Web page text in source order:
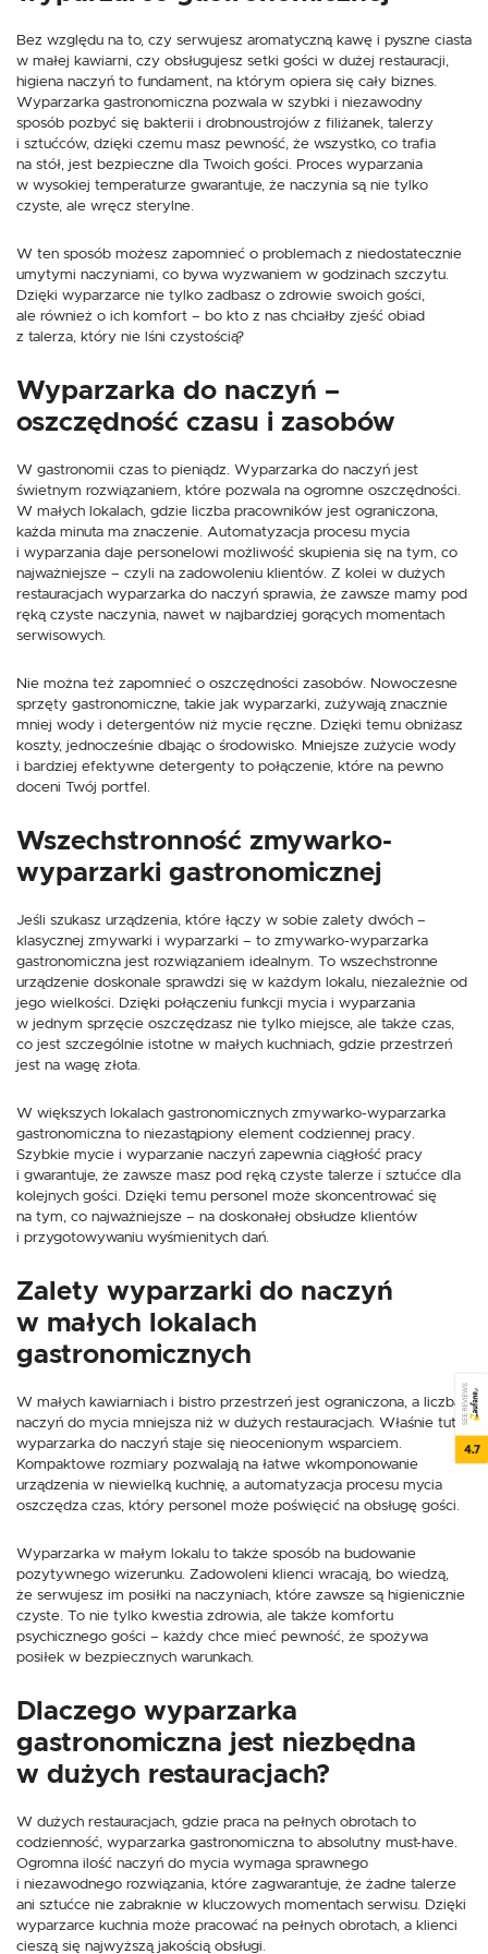
Bez względu na to, czy serwujesz aromatyczną kawę i pyszne ciasta
w małej kawiarni, czy obsługujesz setki gości w dużej restauracji,
higiena naczyń to fundament, na którym opiera się cały biznes.
Wyparzarka gastronomiczna pozwala w szybki i niezawodny
sposób pozbyć się bakterii i drobnoustrojów z filiżanek, talerzy
i sztućców, dzięki czemu masz pewność, że wszystko, co trafia
na stół, jest bezpieczne dla Twoich gości. Proces wyparzania
w wysokiej temperaturze gwarantuje, że naczynia są nie tylko
czyste, ale wręcz sterylne.
W ten sposób możesz zapomnieć o problemach z niedostatecznie
umytymi naczyniami, co bywa wyzwaniem w godzinach szczytu.
Dzięki wyparzarce nie tylko zadbasz o zdrowie swoich gości,
ale również o ich komfort – bo kto z nas chciałby zjeść obiad
z talerza, który nie lśni czystością?
Wyparzarka do naczyń –
oszczędność czasu i zasobów
W gastronomii czas to pieniądz. Wyparzarka do naczyń jest
świetnym rozwiązaniem, które pozwala na ogromne oszczędności.
W małych lokalach, gdzie liczba pracowników jest ograniczona,
każda minuta ma znaczenie. Automatyzacja procesu mycia
i wyparzania daje personelowi możliwość skupienia się na tym, co
najważniejsze – czyli na zadowoleniu klientów. Z kolei w dużych
restauracjach wyparzarka do naczyń sprawia, że zawsze mamy pod
ręką czyste naczynia, nawet w najbardziej gorących momentach
serwisowych.
Nie można też zapomnieć o oszczędności zasobów. Nowoczesne
sprzęty gastronomiczne, takie jak wyparzarki, zużywają znacznie
mniej wody i detergentów niż mycie ręczne. Dzięki temu obniżasz
koszty, jednocześnie dbając o środowisko. Mniejsze zużycie wody
i bardziej efektywne detergenty to połączenie, które na pewno
doceni Twój portfel.
Wszechstronność zmywarko-
wyparzarki gastronomicznej
Jeśli szukasz urządzenia, które łączy w sobie zalety dwóch –
klasycznej zmywarki i wyparzarki – to zmywarko-wyparzarka
gastronomiczna jest rozwiązaniem idealnym. To wszechstronne
urządzenie doskonale sprawdzi się w każdym lokalu, niezależnie od
jego wielkości. Dzięki połączeniu funkcji mycia i wyparzania
w jednym sprzęcie oszczędzasz nie tylko miejsce, ale także czas,
co jest szczególnie istotne w małych kuchniach, gdzie przestrzeń
jest na wagę złota.
W większych lokalach gastronomicznych zmywarko-wyparzarka
gastronomiczna to niezastąpiony element codziennej pracy.
Szybkie mycie i wyparzanie naczyń zapewnia ciągłość pracy
i gwarantuje, że zawsze masz pod ręką czyste talerze i sztućce dla
kolejnych gości. Dzięki temu personel może skoncentrować się
na tym, co najważniejsze – na doskonałej obsłudze klientów
i przygotowywaniu wyśmienitych dań.
Zalety wyparzarki do naczyń
w małych lokalach
gastronomicznych
W małych kawiarniach i bistro przestrzeń jest ograniczona, a liczba
naczyń do mycia mniejsza niż w dużych restauracjach. Właśnie tutaj
wyparzarka do naczyń staje się nieocenionym wsparciem.
Kompaktowe rozmiary pozwalają na łatwe wkomponowanie
urządzenia w niewielką kuchnię, a automatyzacja procesu mycia
oszczędza czas, który personel może poświęcić na obsługę gości.
Wyparzarka w małym lokalu to także sposób na budowanie
pozytywnego wizerunku. Zadowoleni klienci wracają, bo wiedzą,
że serwujesz im posiłki na naczyniach, które zawsze są higienicznie
czyste. To nie tylko kwestia zdrowia, ale także komfortu
psychicznego gości – każdy chce mieć pewność, że spożywa
posiłek w bezpiecznych warunkach.
Dlaczego wyparzarka
gastronomiczna jest niezbędna
w dużych restauracjach?
W dużych restauracjach, gdzie praca na pełnych obrotach to
codzienność, wyparzarka gastronomiczna to absolutny must-have.
Ogromna ilość naczyń do mycia wymaga sprawnego
i niezawodnego rozwiązania, które zagwarantuje, że żadne talerze
ani sztućce nie zabraknie w kluczowych momentach serwisu. Dzięki
wyparzarce kuchnia może pracować na pełnych obrotach, a klienci
cieszą się najwyższą jakością obsługi.
SEE REVIEWS
4.7